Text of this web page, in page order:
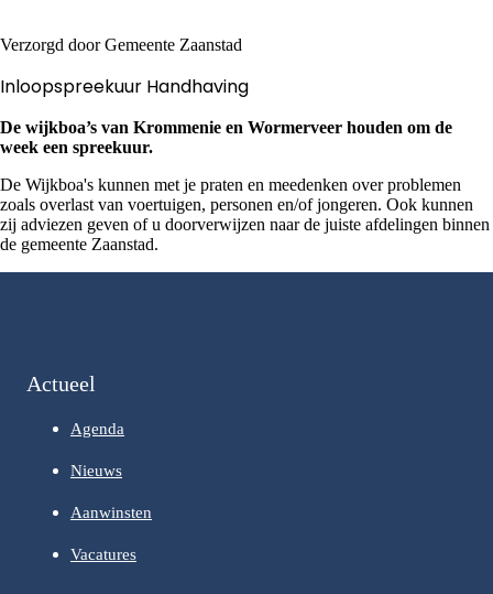
Verzorgd door Gemeente Zaanstad
Inloopspreekuur Handhaving
De wijkboa’s van Krommenie en Wormerveer houden om de
week een spreekuur.
De Wijkboa's kunnen met je praten en meedenken over problemen
zoals overlast van voertuigen, personen en/of jongeren. Ook kunnen
zij adviezen geven of u doorverwijzen naar de juiste afdelingen binnen
de gemeente Zaanstad.
Actueel
Agenda
Nieuws
Aanwinsten
Vacatures